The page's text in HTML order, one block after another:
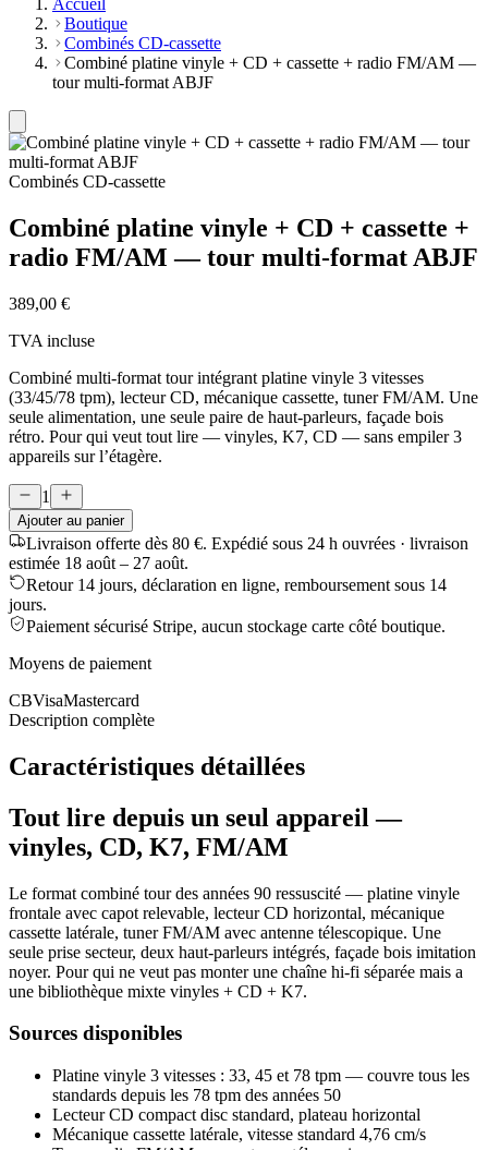
Accueil
Boutique
Combinés CD-cassette
Combiné platine vinyle + CD + cassette + radio FM/AM —
tour multi-format ABJF
Combinés CD-cassette
Combiné platine vinyle + CD + cassette +
radio FM/AM — tour multi-format ABJF
389,00 €
TVA incluse
Combiné multi-format tour intégrant platine vinyle 3 vitesses
(33/45/78 tpm), lecteur CD, mécanique cassette, tuner FM/AM. Une
seule alimentation, une seule paire de haut-parleurs, façade bois
rétro. Pour qui veut tout lire — vinyles, K7, CD — sans empiler 3
appareils sur l’étagère.
1
Ajouter au panier
Livraison offerte dès 80 €. Expédié sous 24 h ouvrées · livraison
estimée 18 août – 27 août.
Retour 14 jours, déclaration en ligne, remboursement sous 14
jours.
Paiement sécurisé Stripe, aucun stockage carte côté boutique.
Moyens de paiement
CBVisaMastercard
Description complète
Caractéristiques détaillées
Tout lire depuis un seul appareil —
vinyles, CD, K7, FM/AM
Le format combiné tour des années 90 ressuscité — platine vinyle
frontale avec capot relevable, lecteur CD horizontal, mécanique
cassette latérale, tuner FM/AM avec antenne télescopique. Une
seule prise secteur, deux haut-parleurs intégrés, façade bois imitation
noyer. Pour qui ne veut pas monter une chaîne hi-fi séparée mais a
une bibliothèque mixte vinyles + CD + K7.
Sources disponibles
Platine vinyle 3 vitesses : 33, 45 et 78 tpm — couvre tous les
standards depuis les 78 tpm des années 50
Lecteur CD compact disc standard, plateau horizontal
Mécanique cassette latérale, vitesse standard 4,76 cm/s